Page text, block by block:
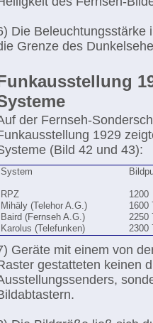
Die Beleuchtungsstärke
Grenze des
der Fernseh-
1929
(Bild 42 und 43):
System
RPZ
1200
Mihäly (Telehor A.G.)
1600
Baird (Fernseh A.G.)
2250
Karolus (Telefunken)
2300
Geräte mit einem von
gestatteten keinen